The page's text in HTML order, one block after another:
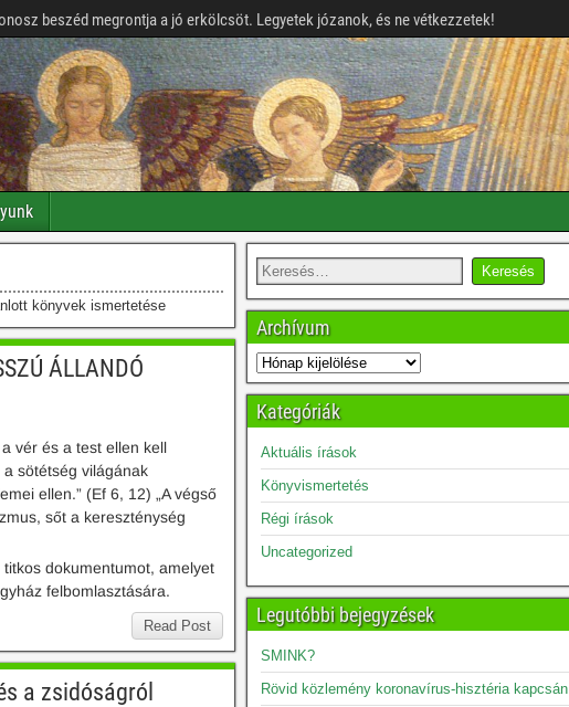
beszéd megrontja a jó erkölcsöt. Legyetek józanok, és ne vétkezzetek!
könyvek ismertetése
ÁLLANDÓ
vér és a test ellen kell
sötétség világának
ellen.” (Ef 6, 12) „A végső
sőt a kereszténység
dokumentumot, amelyet
felbomlasztására.
Read Post
a zsidóságról
Archívum
Kategóriák
Aktuális írások
Könyvismertetés
Régi írások
Uncategorized
Legutóbbi bejegyzések
SMINK?
Rövid közlemény koronavírus-hisztéria kapcsán